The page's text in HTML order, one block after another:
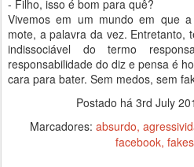
- Filho, isso é bom para quê?
Vivemos em um mundo em que
mote, a palavra da vez. Entretanto,
indissociável do termo
responsabilidade do diz e pensa é
cara para bater. Sem medos, sem
Postado há 3rd July
Marcadores: absurdo
facebook fakes